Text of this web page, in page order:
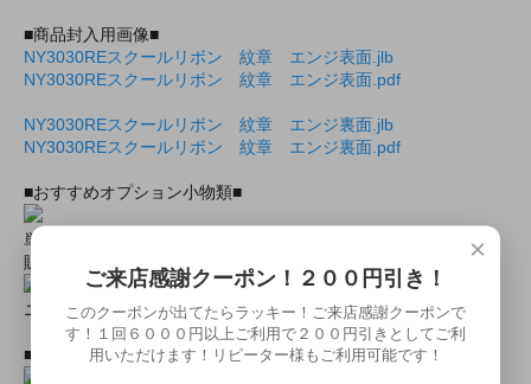
■商品封入用画像■
NY3030REスクールリボン 紋章 エンジ表面.jlb
NY3030REスクールリボン 紋章 エンジ表面.pdf
NY3030REスクールリボン 紋章 エンジ裏面.jlb
NY3030REスクールリボン 紋章 エンジ裏面.pdf
■おすすめオプション小物類■
単品カチューシャやネコ耳などの小物類（1000円程度より多数
販売中）
ニーハイソックス、タイツなど（500円より多数販売中！）
■すぐに商品が欲しい！！という方■
×
ご来店感謝クーポン！２００円引き！
このクーポンが出てたらラッキー！ご来店感謝クーポンで
す！１回６０００円以上ご利用で２００円引きとしてご利
用いただけます！リピーター様もご利用可能です！